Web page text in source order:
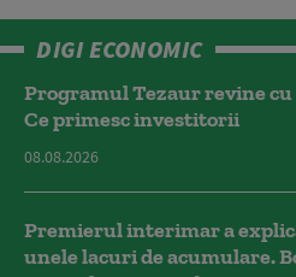
DIGI ECONOMIC
Programul Tezaur revine cu
Ce primesc investitorii
08.08.2026
Premierul interimar a
unele lacuri de acumulare.